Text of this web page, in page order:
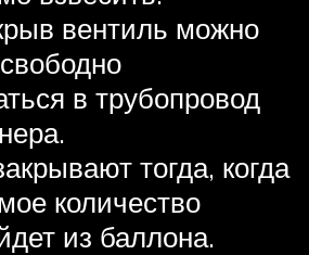
вентиль можно
в трубопровод
тогда, когда
количество
из баллона.